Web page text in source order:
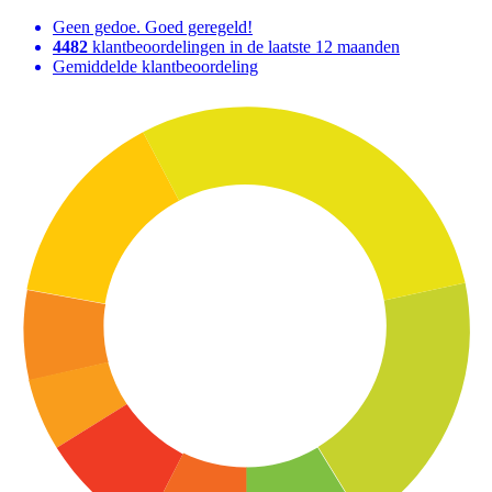
Geen gedoe. Goed geregeld!
4482 klantbeoordelingen in de laatste 12 maanden
Gemiddelde klantbeoordeling